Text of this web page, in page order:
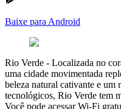
Baixe para Android
Rio Verde - Localizada no
uma cidade movimentada
beleza natural cativante e um
tecnológicos, Rio Verde tem
Você pode acessar Wi-Fi